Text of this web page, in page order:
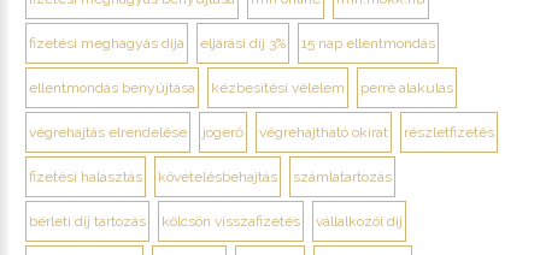
fizetési meghagyás díja eljárási díj 3% 15 nap ellentmondás
ellentmondás benyújtása kézbesítési vélelem perré alakulás
végrehajtás elrendelése jogerő végrehajtható okirat részletfizetés
fizetési halasztás követelésbehajtás számlatartozás
bérleti díj tartozás kölcsön visszafizetés vállalkozói díj